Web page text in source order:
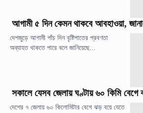
আগামী ৫ দিন কেমন থাকবে আবহাওয়া,
দেশজুড়ে আগামী পাঁচ দিন বৃষ্টিপাতের প্রবণতা
অব্যাহত থাকতে পারে বলে জানিয়েছে...
সকালে যেসব জেলায় ঘণ্টায় ৬০ কিমি
দেশের ৭ জেলায় ৬০ কিলোমিটার বেগে ঝড় বয়ে যেতে